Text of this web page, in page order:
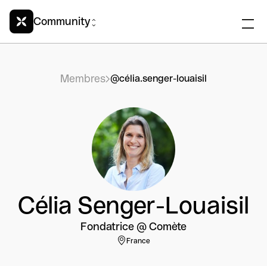
Community
Membres @célia.senger-louaisil
Célia Senger-Louaisil
Fondatrice @ Comète
France